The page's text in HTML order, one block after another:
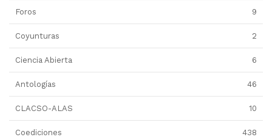
Foros 9
Coyunturas 2
Ciencia Abierta 6
Antologías 46
CLACSO-ALAS 10
Coediciones 438